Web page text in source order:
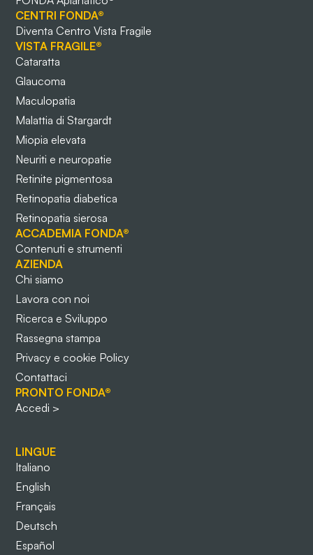
CENTRI FONDA®
Diventa Centro Vista Fragile
VISTA FRAGILE®
Cataratta
Glaucoma
Maculopatia
Malattia di Stargardt
Miopia elevata
Neuriti e neuropatie
Retinite pigmentosa
Retinopatia diabetica
Retinopatia sierosa
ACCADEMIA FONDA®
Contenuti e strumenti
AZIENDA
Chi siamo
Lavora con noi
Ricerca e Sviluppo
Rassegna stampa
Privacy e cookie Policy
Contattaci
PRONTO FONDA®
Accedi >
LINGUE
Italiano
English
Français
Deutsch
Español